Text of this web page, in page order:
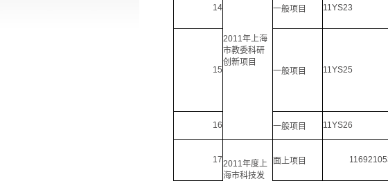
2011年上海
市教委科研
创新项目
14 一般项目 11YS23
15 一般项目 11YS25
16 一般项目 11YS26
172011年度上
海市科技发
面上项目